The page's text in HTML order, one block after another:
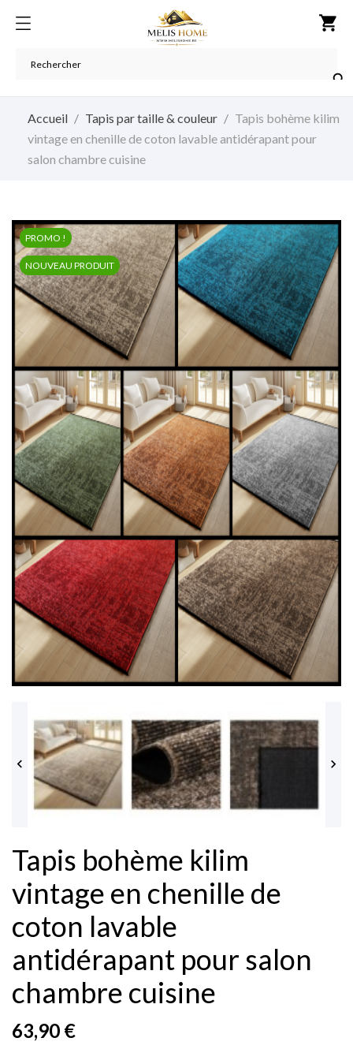
shopping_cart

Accueil Tapis par taille & couleur
Tapis bohème kilim
vintage en chenille de coton lavable antidérapant pour
salon chambre cuisine
PROMO !
NOUVEAU PRODUIT
 
Tapis bohème kilim
vintage en chenille de
coton lavable
antidérapant pour salon
chambre cuisine
63,90 €